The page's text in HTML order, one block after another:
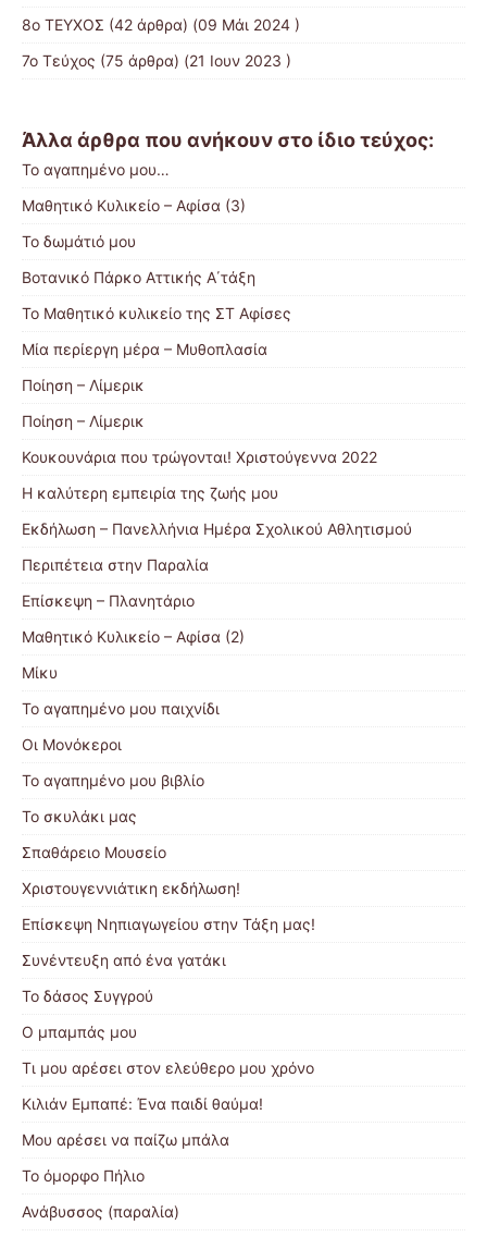
8ο ΤΕΥΧΟΣ (42 άρθρα) (09 Μάι 2024 )
7ο Τεύχος (75 άρθρα) (21 Ιουν 2023 )
Άλλα άρθρα που ανήκουν στο ίδιο τεύχος:
Το αγαπημένο μου…
Μαθητικό Κυλικείο – Αφίσα (3)
Το δωμάτιό μου
Βοτανικό Πάρκο Αττικής Α΄τάξη
Το Μαθητικό κυλικείο της ΣΤ Αφίσες
Μία περίεργη μέρα – Μυθοπλασία
Ποίηση – Λίμερικ
Ποίηση – Λίμερικ
Κουκουνάρια που τρώγονται! Χριστούγεννα 2022
Η καλύτερη εμπειρία της ζωής μου
Εκδήλωση – Πανελλήνια Ημέρα Σχολικού Αθλητισμού
Περιπέτεια στην Παραλία
Επίσκεψη – Πλανητάριο
Μαθητικό Κυλικείο – Αφίσα (2)
Μίκυ
Το αγαπημένο μου παιχνίδι
Οι Μονόκεροι
Το αγαπημένο μου βιβλίο
Το σκυλάκι μας
Σπαθάρειο Μουσείο
Χριστουγεννιάτικη εκδήλωση!
Επίσκεψη Νηπιαγωγείου στην Τάξη μας!
Συνέντευξη από ένα γατάκι
Το δάσος Συγγρού
Ο μπαμπάς μου
Τι μου αρέσει στον ελεύθερο μου χρόνο
Κιλιάν Εμπαπέ: Ένα παιδί θαύμα!
Μου αρέσει να παίζω μπάλα
Το όμορφο Πήλιο
Ανάβυσσος (παραλία)